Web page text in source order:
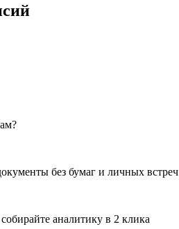
без бумаг и личных встреч
аналитику в 2 клика